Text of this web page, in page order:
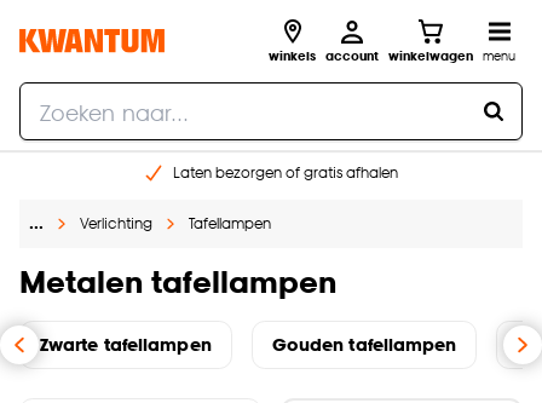
winkels account winkelwagen menu
Laten bezorgen of gratis afhalen
Gratis raam advies en opmeten aan huis
… Verlichting Tafellampen
Metalen tafellampen
Zwarte tafellampen Gouden tafellampen